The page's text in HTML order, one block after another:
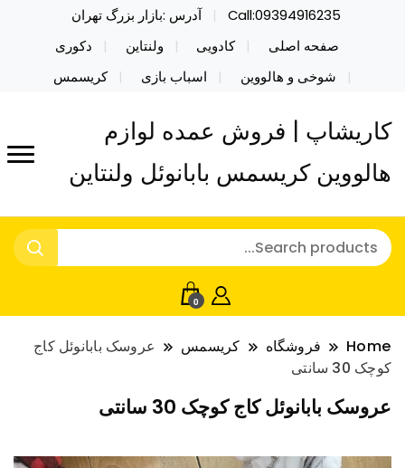
Call:09394916235
آدرس :بازار بزرگ تهران
صفحه اصلی
کادویی ولنتاین
دکوری
شوخی و هالووین
اسباب بازی کریسمس
کاریشاپ | فروش عمده لوازم
هالووین کریسمس بابانوئل ولنتاین
0
Home فروشگاه کریسمس
عروسک بابانوئل کاج
کوچک 30 سانتی
عروسک بابانوئل کاج کوچک 30 سانتی